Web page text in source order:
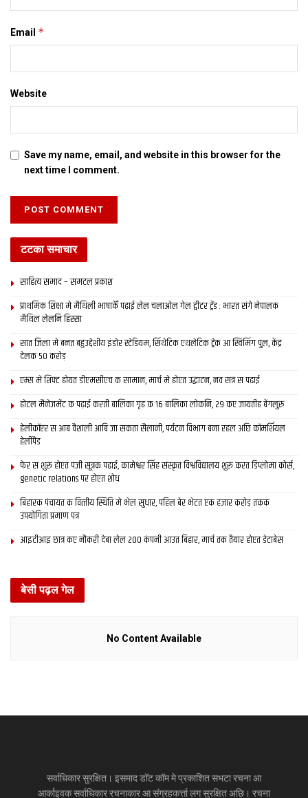
Email *
Website
Save my name, email, and website in this browser for the
next time I comment.
टटका समाचार
साहित्य समाद – समटल प्रकाश
प्राथमिक शि‍क्षा मे मैथि‍ली भाषाकेँ पढ़ाई लेल चलाओल गेल ट्वीटर ट्रेंड : भारत संगे नेपालक
मैथिल लेलनि हिस्सा
सात जिला मे बनत बहुउद्देशीय इंडोर स्‍टेडि‍यम, सिंथेटिक एथलेटिक ट्रेक आ स्विमिंग पुल, केंद्र
देलक 50 करोड़
एम्स मे शिफ्ट होयत डीएमसीएच क सामान, मार्च मे होएत उद्घाटन, नव सत्र स पढाई
होटल मैनेजमेंट क पढ़ाई करती बालिका गृह क 16 बालिका लोकनि, 29 कए जायतीह बेंगलुरु
हेलीकॉप्टर स आब वैशाली आबि जा सकता सैलानी, पर्यटन विभाग बना रहल अछि कॉमर्शियल
हेलीपैड
फेर स शुरू होएत पंजी सूत्रक पढाई, कामेश्वर सिंह संस्कृत विश्वविद्यालय शुरू करत डिप्लोमा कोर्स,
genetic relations पर होएत शोध
बिहारक पंचायत क वित्‍तीय स्थिति मे भेल सुधार, पहिल बेर भेटत एक हजार करोड़ तकक
उपयोगिता प्रमाण पत्र
आइटीआइ छात्र कए नौकरी देबा लेल 200 कंपनी आउत बिहार, मार्च तक तैयार होएत डेटाबेस
बेसी पढ़ल गेल
No Content Available
सर्वाधिकार सुरक्षित। इसमाद डॉट कॉम मे प्रकाशित सभटा रचना आ
आर्काइवक सर्वाधिकार रचनाकार आ संग्रहकर्त्ता लग सुरक्षित अछि। रचना